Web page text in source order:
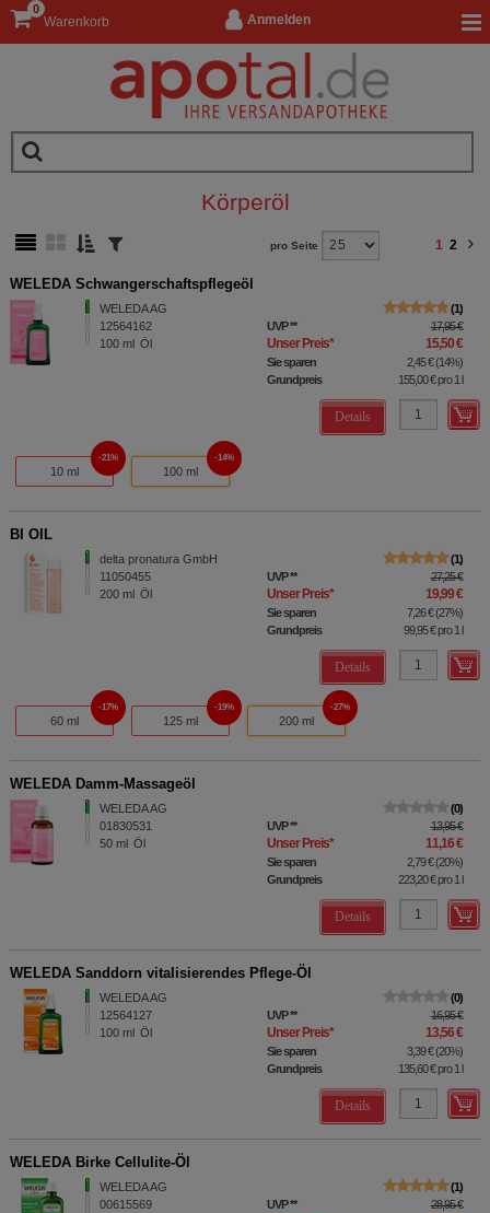
Anmelden
Warenkorb
0
Körperöl
pro Seite 1 2
WELEDA Schwangerschaftspflegeöl
WELEDA AG
12564162
100 ml Öl
1
UVP** 17,95 €
Unser Preis* 15,50 €
Sie sparen 2,45 €(14%)
Grundpreis
155,00 €pro 1 l
Details
10 ml
21%
100 ml
14%
BI OIL
delta pronatura GmbH
11050455
200 ml Öl
1
UVP** 27,25 €
Unser Preis* 19,99 €
Sie sparen 7,26 €(27%)
Grundpreis
99,95 €pro 1 l
Details
60 ml
17%
125 ml
19%
200 ml
27%
WELEDA Damm-Massageöl
WELEDA AG
01830531
50 ml Öl
0
UVP** 13,95 €
Unser Preis* 11,16 €
Sie sparen 2,79 €(20%)
Grundpreis
223,20 €pro 1 l
Details
WELEDA Sanddorn vitalisierendes Pflege-Öl
WELEDA AG
12564127
100 ml Öl
0
UVP** 16,95 €
Unser Preis* 13,56 €
Sie sparen 3,39 €(20%)
Grundpreis
135,60 €pro 1 l
Details
WELEDA Birke Cellulite-Öl
WELEDA AG
00615569
1
UVP** 28,95 €